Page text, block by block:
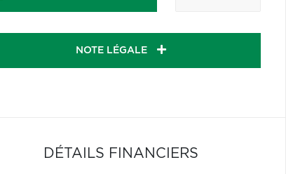
NOTE LÉGALE
DÉTAILS FINANCIERS